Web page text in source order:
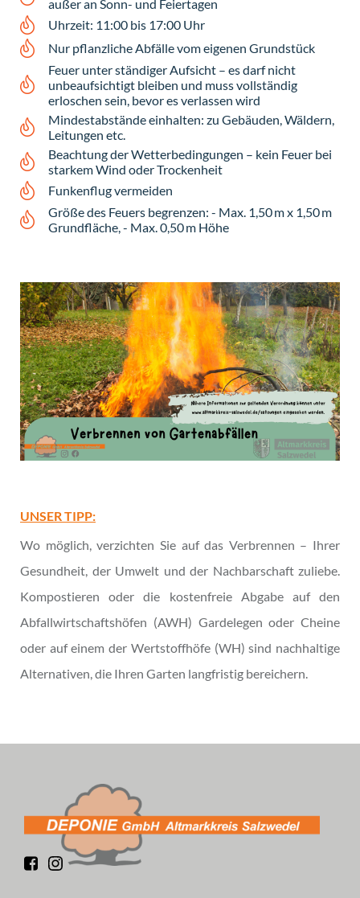
außer an Sonn- und Feiertagen
Uhrzeit: 11:00 bis 17:00 Uhr
Nur pflanzliche Abfälle vom eigenen Grundstück
Feuer unter ständiger Aufsicht – es darf nicht
unbeaufsichtigt bleiben und muss vollständig
erloschen sein, bevor es verlassen wird
Mindestabstände einhalten: zu Gebäuden, Wäldern,
Leitungen etc.
Beachtung der Wetterbedingungen – kein Feuer bei
starkem Wind oder Trockenheit
Funkenflug vermeiden
Größe des Feuers begrenzen: - Max. 1,50 m x 1,50 m
Grundfläche, - Max. 0,50 m Höhe
UNSER TIPP:
Wo möglich, verzichten Sie auf das Verbrennen – Ihrer
Gesundheit, der Umwelt und der Nachbarschaft zuliebe.
Kompostieren oder die kostenfreie Abgabe auf den
Abfallwirtschaftshöfen (AWH) Gardelegen oder Cheine
oder auf einem der Wertstoffhöfe (WH) sind nachhaltige
Alternativen, die Ihren Garten langfristig bereichern.